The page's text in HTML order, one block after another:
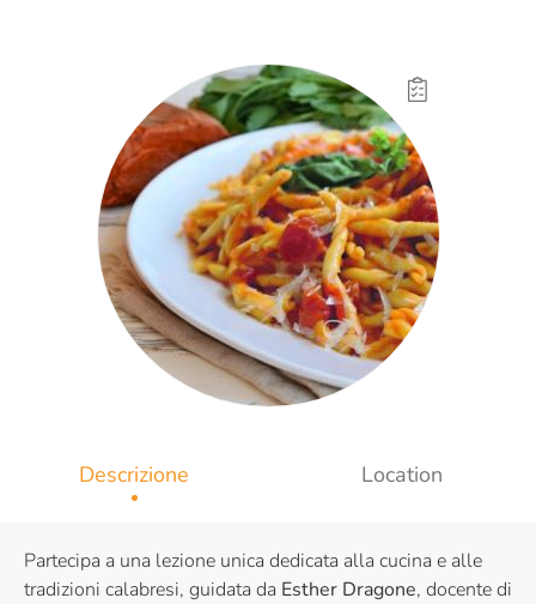
Descrizione Location
Partecipa a una lezione unica dedicata alla cucina e alle
tradizioni calabresi, guidata da Esther Dragone, docente di